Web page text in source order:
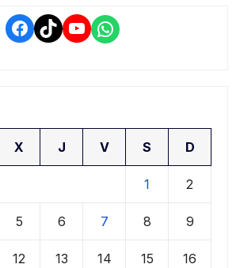
Facebook
TikTokYouTube
WhatsApp
X J V S D
1 2
5 6 7 8 9
12 13 14 15 16